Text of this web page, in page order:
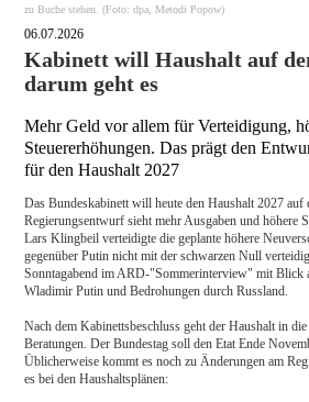
zu Buche stehen. (Foto: dpa, Metodi Popow)
06.07.2026
Kabinett will Haushalt auf
darum geht es
Mehr Geld vor allem für Verteidigung,
Steuererhöhungen. Das prägt den
für den Haushalt 2027
Das Bundeskabinett will heute den Haushalt 2027 auf
Regierungsentwurf sieht mehr Ausgaben und höhere
Lars Klingbeil verteidigte die geplante höhere
gegenüber Putin nicht mit der schwarzen Null
Sonntagabend im ARD-"Sommerinterview" mit Blick
Wladimir Putin und Bedrohungen durch Russland.
Nach dem Kabinettsbeschluss geht der Haushalt in
Beratungen. Der Bundestag soll den Etat Ende
Üblicherweise kommt es noch zu Änderungen am
es bei den Haushaltsplänen: